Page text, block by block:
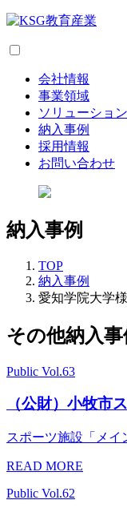
会社情報
事業領域
ソリューション
納入事例
採用情報
お問い合わせ
納入事例
TOP
納入事例
愛知学院大学様
その他納入事
Public Vol.63
（公財）小牧市
スポーツ施設「メ
READ MORE
Public Vol.62